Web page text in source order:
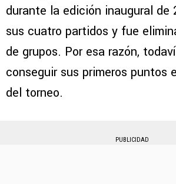
durante la edición inaugural de
sus cuatro partidos y fue
de grupos. Por esa razón,
conseguir sus primeros puntos
del torneo.
PUBLICIDAD